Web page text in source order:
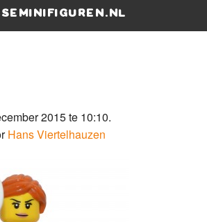
2015 te 10:10.
Hans Viertelhauzen